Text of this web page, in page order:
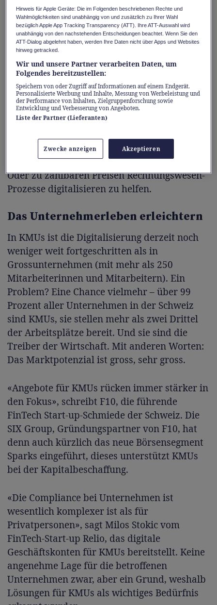
Zum Glück haben FinTech-
Entscheidungsträger in der Zwischenzeit
erkannt, dass KMUs eine der interessantesten
Kundengruppen für ihre Angebote darstellen.
Weiter stimmen die Rahmenbedingungen –
höhere Standardisierung, fortgeschrittene
Digitalisierung (beschleunigt durch die
Pandemie)– jetzt. Sie sind nun mit Hochdruck
daran, Software-Plattformen zu entwickeln
Bedürfnisse anzupassen. Umd etwa den
Zugang zu Finanzierungen zu automatisieren.
Oder zu zahlbaren Preisen Rechnungswesen-
Prozesse digitalisieren zu helfen.
Das Unternehmerleben erleichtern
In KMUs ist die Digitalisierung derzeit noch
weniger weit fortgeschritten als in
Grossunternehmen (mit mehr als 250
Mitarbeiterinnen und Mitarbeitern). Ein
Problem? Eine Chance vielmehr – über 99
Prozent aller Unternehmen in der Schweiz
sind KMUs, sie stellen mehr als zwei Drittel
der Arbeitsplätze bereit. Und sie sind die
Treiber der Wirtschaft. Mit anderen Worten:
Das Marktpotenzial ist gross, sehr gross.
«Angebote für KMUs rücken immer stärker in
den Fokus», schreibt F10, die führende
FinTech Start-up-Schmiede der Schweiz. Die
SIX Group, Gründungspartner von F10, hat
denn auch kürzlich das neue Börsensegment
Sparks eingeführt, dieses unterstützt KMUs
bei der Kapitalbeschaffung.
«Die Compliance bei Unternehmen ist
wesentlich komplexer ist als für
Privatpersonen», sagt Milos Stokic vom
FinTech-Start-up Relio, das digitale
Geschäftskonten für KMUs bereitstellt. Keine
angenehme Lage für die betroffenen
Unternehmen zwar, aber ein Grund, weshalb
Lösungen für KMUs als wichtiges Bedürfnis
Hinweis für Apple Geräte: Die im Folgenden beschriebenen Rechte und
Wahlmöglichkeiten sind unabhängig von und zusätzlich zu Ihrer Wahl
bezüglich Apple App Tracking Transparency (ATT). Ihre ATT-Auswahl wird
unabhängig von den nachstehenden Entscheidungen beachtet. Wenn Sie den
ATT-Dialog abgelehnt haben, werden Ihre Daten nicht über Apps und Websites
hinweg getracked.
Wir und unsere Partner verarbeiten Daten, um
Folgendes bereitzustellen:
Speichern von oder Zugriff auf Informationen auf einem Endgerät.
Personalisierte Werbung und Inhalte, Messung von Werbeleistung und
der Performance von Inhalten, Zielgruppenforschung sowie
Entwicklung und Verbesserung von Angeboten.
Liste der Partner (Lieferanten)
Zwecke anzeigen Akzeptieren